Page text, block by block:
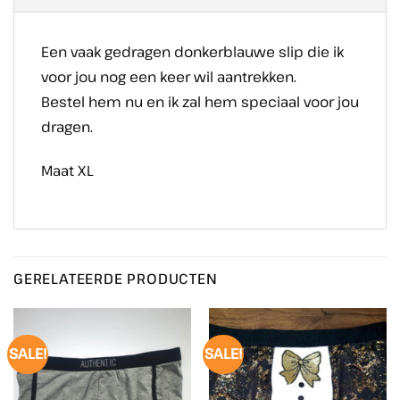
Een vaak gedragen donkerblauwe slip die ik
voor jou nog een keer wil aantrekken.
Bestel hem nu en ik zal hem speciaal voor jou
dragen.
Maat XL
GERELATEERDE PRODUCTEN
SALE! SALE!